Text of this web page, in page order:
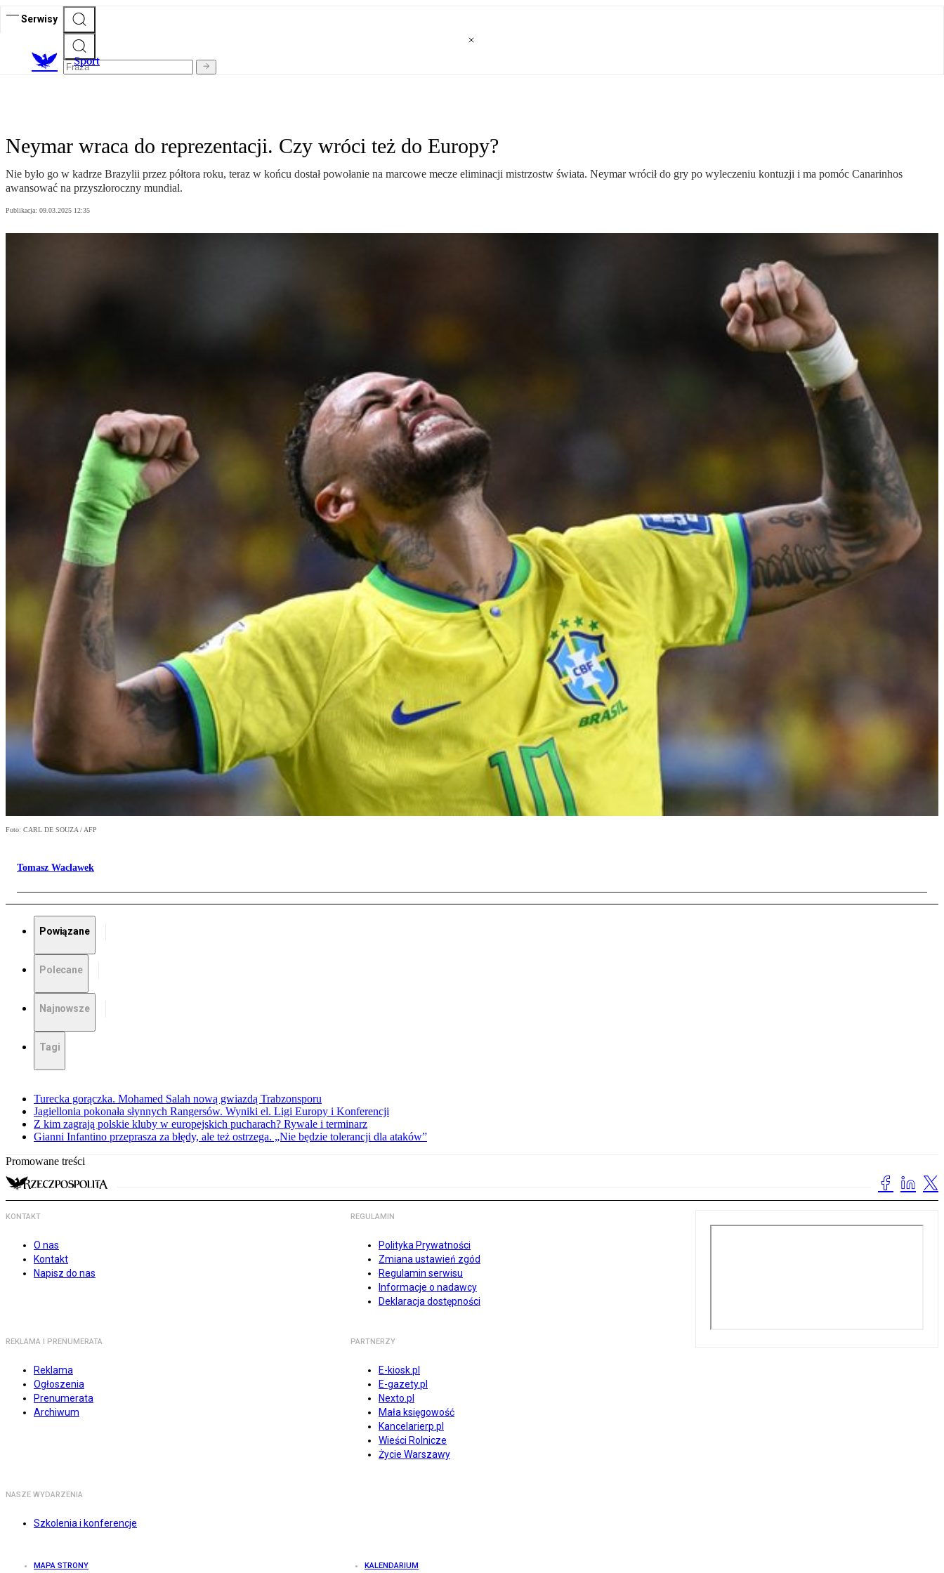
Serwisy
Sport
Neymar wraca do reprezentacji. Czy wróci też do Europy?
Nie było go w kadrze Brazylii przez półtora roku, teraz w końcu dostał powołanie na marcowe mecze eliminacji mistrzostw świata. Neymar wrócił do gry po wyleczeniu kontuzji i ma pomóc Canarinhos
awansować na przyszłoroczny mundial.
Publikacja: 09.03.2025 12:35
Foto: CARL DE SOUZA / AFP
Tomasz Wacławek
Powiązane
Polecane
Najnowsze
Tagi
Turecka gorączka. Mohamed Salah nową gwiazdą Trabzonsporu
Jagiellonia pokonała słynnych Rangersów. Wyniki el. Ligi Europy i Konferencji
Z kim zagrają polskie kluby w europejskich pucharach? Rywale i terminarz
Gianni Infantino przeprasza za błędy, ale też ostrzega. „Nie będzie tolerancji dla ataków”
Promowane treści
KONTAKT
O nas
Kontakt
Napisz do nas
REGULAMIN
Polityka Prywatności
Zmiana ustawień zgód
Regulamin serwisu
Informacje o nadawcy
Deklaracja dostępności
REKLAMA I PRENUMERATA
Reklama
Ogłoszenia
Prenumerata
Archiwum
PARTNERZY
E-kiosk.pl
E-gazety.pl
Nexto.pl
Mała księgowość
Kancelarierp.pl
Wieści Rolnicze
Życie Warszawy
NASZE WYDARZENIA
Szkolenia i konferencje
MAPA STRONY KALENDARIUM